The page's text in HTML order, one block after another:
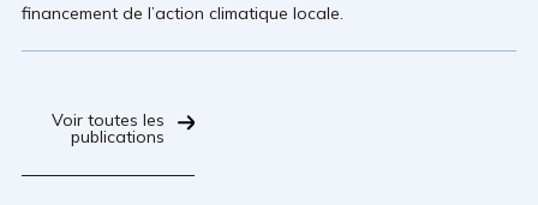
financement de l’action climatique locale.
Voir toutes les
publications